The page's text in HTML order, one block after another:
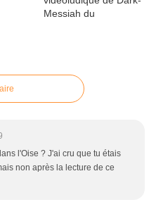
l'Oise ? J'ai cru que tu étais
non après la lecture de ce